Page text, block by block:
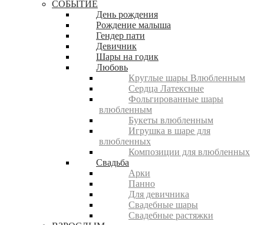
СОБЫТИЕ
День рождения
Рождение малыша
Гендер пати
Девичник
Шары на годик
Любовь
Круглые шары Влюбленным
Сердца Латексные
Фольгированные шары
влюбленным
Букеты влюбленным
Игрушка в шаре для
влюбленных
Композиции для влюбленных
Свадьба
Арки
Панно
Для девичника
Свадебные шары
Свадебные растяжки